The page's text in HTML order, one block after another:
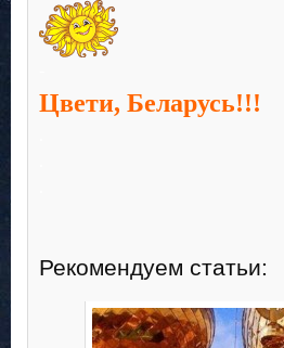
Цвети, Беларусь!!!
Рекомендуем статьи: